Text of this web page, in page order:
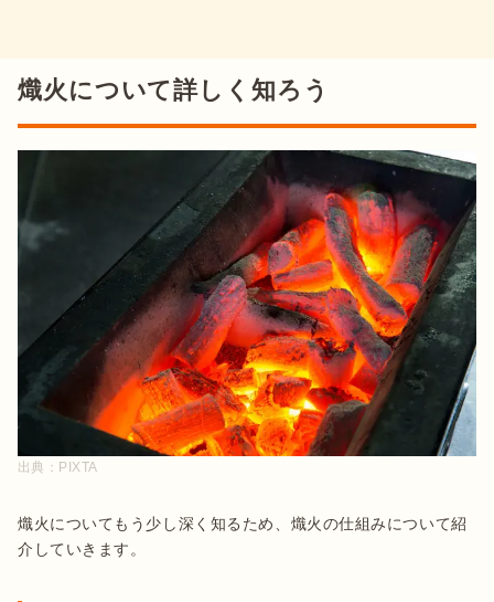
熾火について詳しく知ろう
出典： PIXTA
熾火についてもう少し深く知るため、熾火の仕組みについて紹
介していきます。